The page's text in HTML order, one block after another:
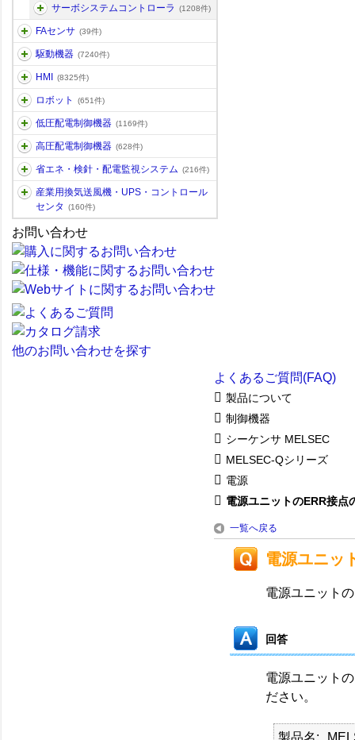
サーボシステムコントローラ (1208件)
FAセンサ (39件)
駆動機器 (7240件)
HMI (8325件)
ロボット (651件)
低圧配電制御機器 (1169件)
高圧配電制御機器 (628件)
省エネ・検針・配電監視システム (216件)
産業用換気送風機・UPS・コントロール
センタ
(160件)
お問い合わせ
他のお問い合わせを探す
よくあるご質問(FAQ)
製品について
制御機器
シーケンサ MELSEC
MELSEC-Qシリーズ
電源
電源ユニットのERR接点
一覧へ戻る
電源ユニッ
電源ユニット
回答
電源ユニット
ださい。
製品名